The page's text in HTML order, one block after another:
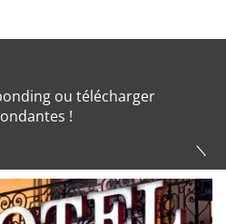
ou télécharger
!